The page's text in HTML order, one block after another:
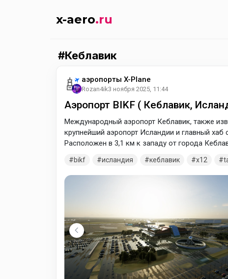
x-aero.ru
Кеблавик
аэропорты X-Plane
Rozan4ik3 ноября 2025, 11:44
Аэропорт BIKF ( Кеблавик,
Международный аэропорт Кеблавик, также
крупнейший аэропорт Исландии и главный
Расположен в 3,1 км к западу от города
британской взлетно-посадочной полосы в
Армии США был необходим аэродром в
bikf исландия кеблавик x12